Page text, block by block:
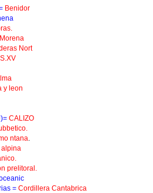
Benidor
Nort
y leon
CALIZO
ntana.
alpina
prelitoral.
= Cordillera Cantabrica